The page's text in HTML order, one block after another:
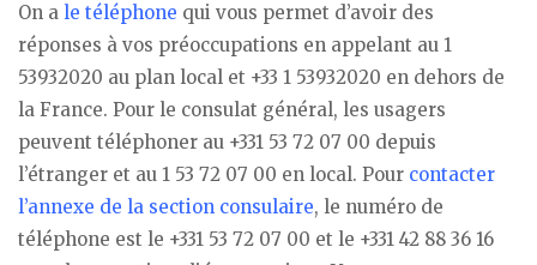
On a le téléphone qui vous permet d’avoir des
réponses à vos préoccupations en appelant au 1
53932020 au plan local et +33 1 53932020 en dehors de
la France. Pour le consulat général, les usagers
peuvent téléphoner au +331 53 72 07 00 depuis
l’étranger et au 1 53 72 07 00 en local. Pour contacter
l’annexe de la section consulaire, le numéro de
téléphone est le +331 53 72 07 00 et le +331 42 88 36 16